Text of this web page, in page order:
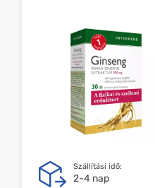
Szállítási idő:
2-4 nap